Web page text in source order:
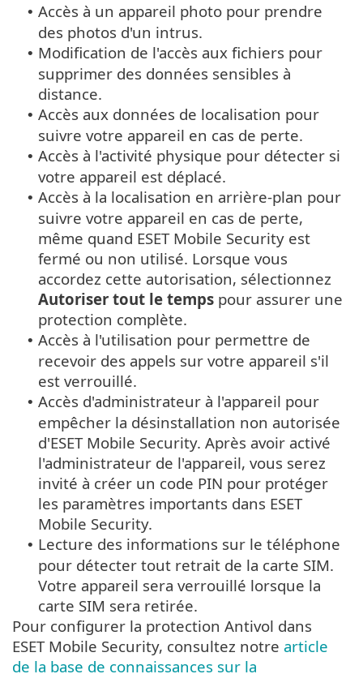
• Accès à un appareil photo pour prendre
des photos d'un intrus.
• Modification de l'accès aux fichiers pour
supprimer des données sensibles à
distance.
• Accès aux données de localisation pour
suivre votre appareil en cas de perte.
• Accès à l'activité physique pour détecter si
votre appareil est déplacé.
• Accès à la localisation en arrière-plan pour
suivre votre appareil en cas de perte,
même quand ESET Mobile Security est
fermé ou non utilisé. Lorsque vous
accordez cette autorisation, sélectionnez
Autoriser tout le temps pour assurer une
protection complète.
• Accès à l'utilisation pour permettre de
recevoir des appels sur votre appareil s'il
est verrouillé.
• Accès d'administrateur à l'appareil pour
empêcher la désinstallation non autorisée
d'ESET Mobile Security. Après avoir activé
l'administrateur de l'appareil, vous serez
invité à créer un code PIN pour protéger
les paramètres importants dans ESET
Mobile Security.
• Lecture des informations sur le téléphone
pour détecter tout retrait de la carte SIM.
Votre appareil sera verrouillé lorsque la
carte SIM sera retirée.
Pour configurer la protection Antivol dans
ESET Mobile Security, consultez notre article
de la base de connaissances sur la